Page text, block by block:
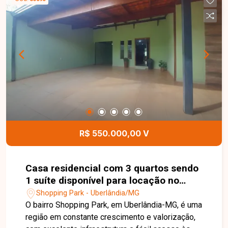
ambientes amplos e bem distribuídos,
proporcionando conforto e funcionalidade para
toda a família. Uma excelente oportunidade para
quem busca um imóvel confortável, bem
localizado e com o diferencial de uma suíte com
hidromassagem em uma das regiões que mais
crescem em Uberlândia. Entre em contato e
R$ 550.000,00 V
Casa residencial com 3 quartos sendo
1 suíte disponível para locação no
bairro Shopping Park em Uberlândia-
MG
Shopping Park - Uberlândia/MG
O bairro Shopping Park, em Uberlândia-MG, é uma
região em constante crescimento e valorização,